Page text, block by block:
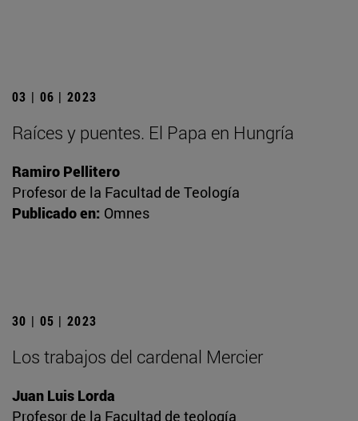
03 | 06 | 2023
Raíces y puentes. El Papa en Hungría
Ramiro Pellitero
Profesor de la Facultad de Teología
Publicado en: Omnes
30 | 05 | 2023
Los trabajos del cardenal Mercier
Juan Luis Lorda
Profesor de la Facultad de teología